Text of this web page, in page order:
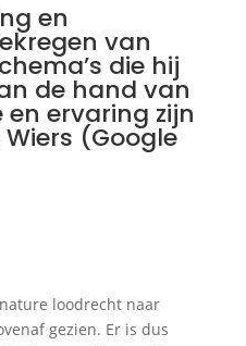
en
van
die hij
de hand van
ervaring zijn
(Google
loodrecht naar
gezien. Er is dus